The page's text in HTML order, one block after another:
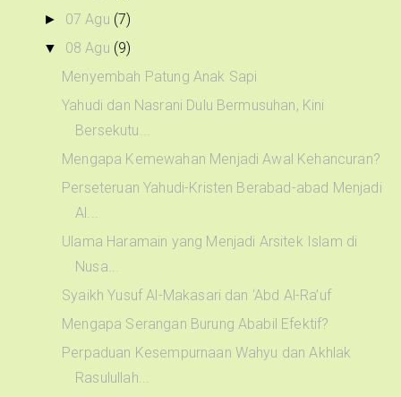
► 07 Agu (7)
▼ 08 Agu (9)
Menyembah Patung Anak Sapi
Yahudi dan Nasrani Dulu Bermusuhan, Kini
Bersekutu...
Mengapa Kemewahan Menjadi Awal Kehancuran?
Perseteruan Yahudi-Kristen Berabad-abad Menjadi
Al...
Ulama Haramain yang Menjadi Arsitek Islam di
Nusa...
Syaikh Yusuf Al-Makasari dan ‘Abd Al-Ra’uf
Mengapa Serangan Burung Ababil Efektif?
Perpaduan Kesempurnaan Wahyu dan Akhlak
Rasulullah...